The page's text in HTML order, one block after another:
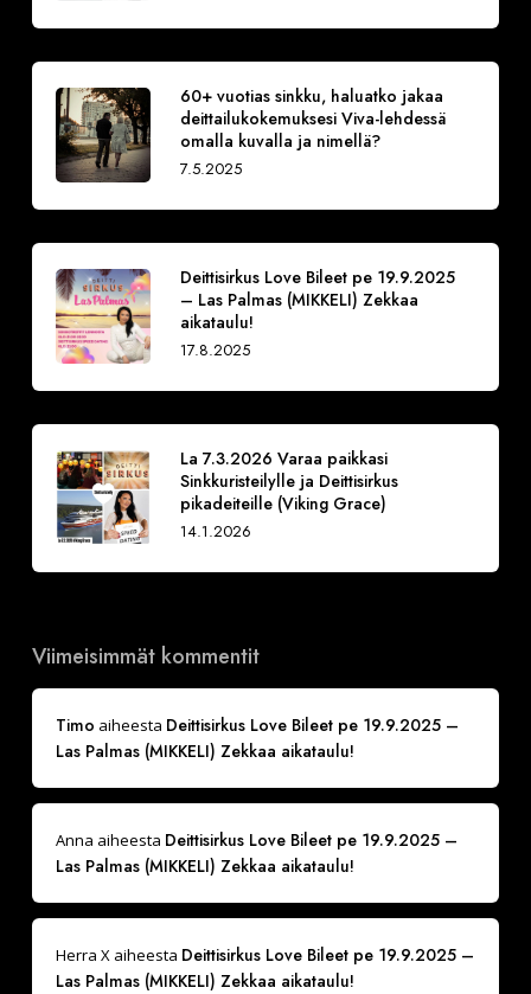
60+ vuotias sinkku, haluatko jakaa
deittailukokemuksesi Viva-lehdessä
omalla kuvalla ja nimellä?
7.5.2025
Deittisirkus Love Bileet pe 19.9.2025
– Las Palmas (MIKKELI) Zekkaa
aikataulu!
17.8.2025
La 7.3.2026 Varaa paikkasi
Sinkkuristeilylle ja Deittisirkus
pikadeiteille (Viking Grace)
14.1.2026
Viimeisimmät kommentit
Timo aiheesta Deittisirkus Love Bileet pe 19.9.2025 –
Las Palmas (MIKKELI) Zekkaa aikataulu!
Anna aiheesta Deittisirkus Love Bileet pe 19.9.2025 –
Las Palmas (MIKKELI) Zekkaa aikataulu!
Herra X aiheesta Deittisirkus Love Bileet pe 19.9.2025 –
Las Palmas (MIKKELI) Zekkaa aikataulu!